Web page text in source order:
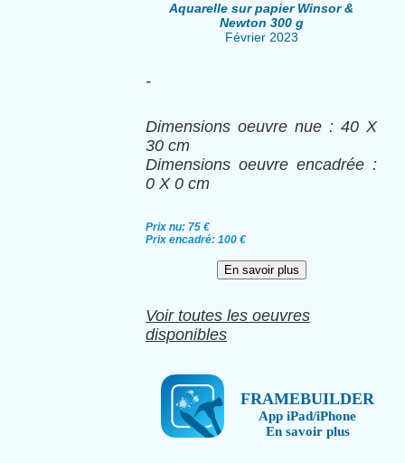
Aquarelle sur papier Winsor &
Newton 300 g
Février 2023
-
Dimensions oeuvre nue : 40 X
30 cm
Dimensions oeuvre encadrée :
0 X 0 cm
Prix nu: 75 €
Prix encadré: 100 €
Voir toutes les oeuvres
disponibles
FRAMEBUILDER
App iPad/iPhone
En savoir plus